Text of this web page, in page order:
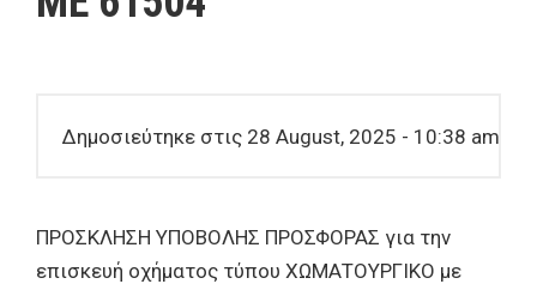
Δημοσιεύτηκε στις 28 August, 2025 - 10:38 am
ΠΡΟΣΚΛΗΣΗ ΥΠΟΒΟΛΗΣ ΠΡΟΣΦΟΡΑΣ για την
επισκευή οχήματος τύπου ΧΩΜΑΤΟΥΡΓΙΚΟ με